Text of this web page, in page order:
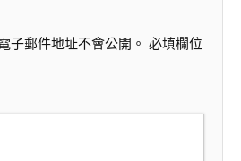
子郵件地址不會公開。 必填欄位